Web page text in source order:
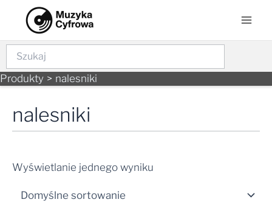
content
Szukaj
Produkty nalesniki
nalesniki
Wyświetlanie jednego wyniku